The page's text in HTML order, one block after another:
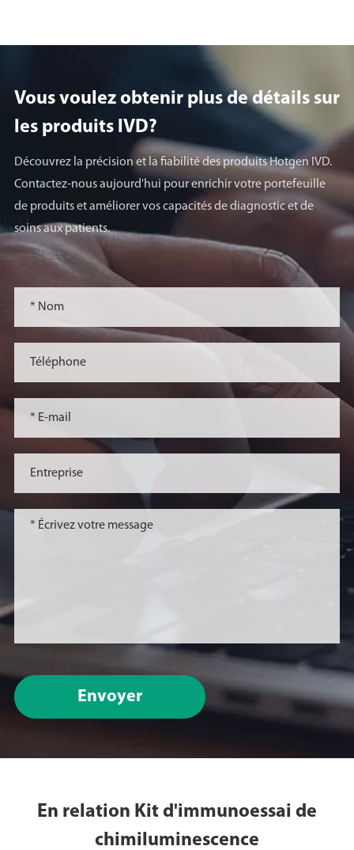
Vous voulez obtenir plus de détails sur
les produits lVD?
Découvrez la précision et la fiabilité des produits Hotgen IVD.
Contactez-nous aujourd'hui pour enrichir votre portefeuille
de produits et améliorer vos capacités de diagnostic et de
soins aux patients.
Envoyer
En relation Kit d'immunoessai de
chimiluminescence